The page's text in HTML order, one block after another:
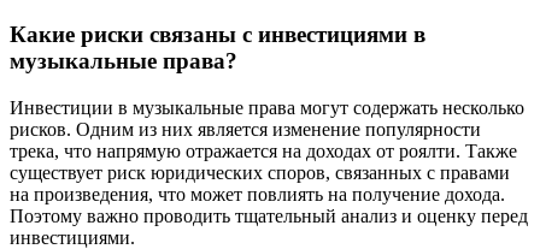
Какие риски связаны с инвестициями в
музыкальные права?
Инвестиции в музыкальные права могут содержать несколько
рисков. Одним из них является изменение популярности
трека, что напрямую отражается на доходах от роялти. Также
существует риск юридических споров, связанных с правами
на произведения, что может повлиять на получение дохода.
Поэтому важно проводить тщательный анализ и оценку перед
инвестициями.